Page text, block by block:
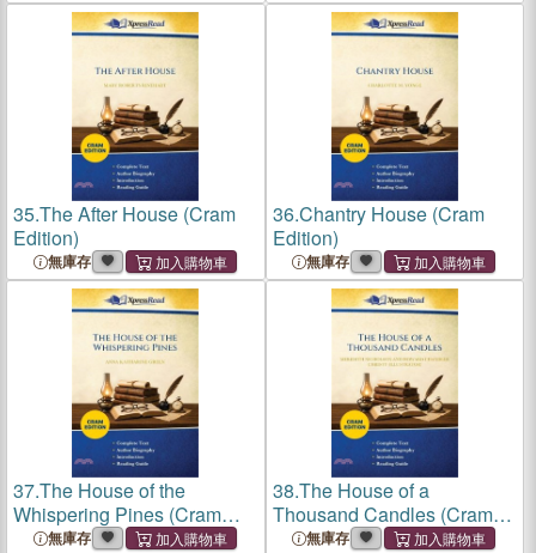
35.The After House (Cram
Edition)
無庫存
36.Chantry House (Cram
Edition)
無庫存
37.The House of the
Whispering Pines (Cram
Edition)
無庫存
38.The House of a
Thousand Candles (Cram
Edition)
無庫存